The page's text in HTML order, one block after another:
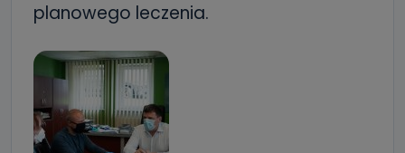
planowego leczenia.